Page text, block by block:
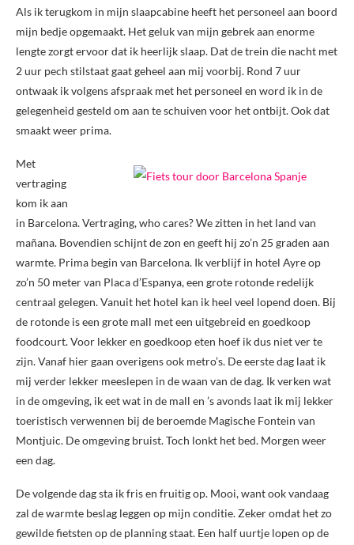
Als ik terugkom in mijn slaapcabine heeft het personeel aan boord
mijn bedje opgemaakt. Het geluk van mijn gebrek aan enorme
lengte zorgt ervoor dat ik heerlijk slaap. Dat de trein die nacht met
2 uur pech stilstaat gaat geheel aan mij voorbij. Rond 7 uur
ontwaak ik volgens afspraak met het personeel en word ik in de
gelegenheid gesteld om aan te schuiven voor het ontbijt. Ook dat
smaakt weer prima.
Met
vertraging
kom ik aan
in Barcelona. Vertraging, who cares? We zitten in het land van
mañana. Bovendien schijnt de zon en geeft hij zo’n 25 graden aan
warmte. Prima begin van Barcelona. Ik verblijf in hotel Ayre op
zo’n 50 meter van Placa d’Espanya, een grote rotonde redelijk
centraal gelegen. Vanuit het hotel kan ik heel veel lopend doen. Bij
de rotonde is een grote mall met een uitgebreid en goedkoop
foodcourt. Voor lekker en goedkoop eten hoef ik dus niet ver te
zijn. Vanaf hier gaan overigens ook metro’s. De eerste dag laat ik
mij verder lekker meeslepen in de waan van de dag. Ik verken wat
in de omgeving, ik eet wat in de mall en ’s avonds laat ik mij lekker
toeristisch verwennen bij de beroemde Magische Fontein van
Montjuic. De omgeving bruist. Toch lonkt het bed. Morgen weer
een dag.
De volgende dag sta ik fris en fruitig op. Mooi, want ook vandaag
zal de warmte beslag leggen op mijn conditie. Zeker omdat het zo
gewilde fietsten op de planning staat. Een half uurtje lopen op de